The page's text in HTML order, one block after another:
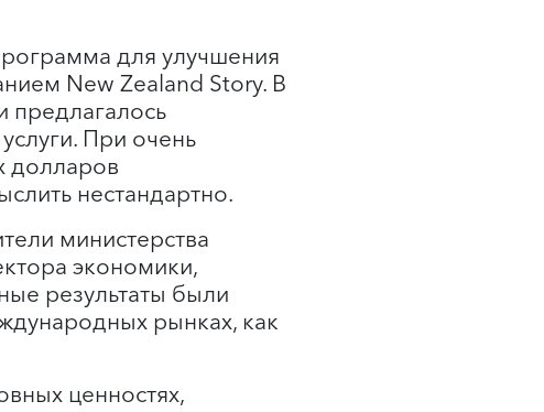
для улучшения
New Zealand Story. В
предлагалось
При очень
долларов
нестандартно.
министерства
экономики,
результаты были
рынках, как
ценностях,